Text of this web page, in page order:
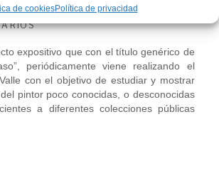
de cookiesPolítica de privacidad
expositivo que con el título genérico de
periódicamente viene realizando el
con el objetivo de estudiar y mostrar
pintor poco conocidas, o desconocidas
a diferentes colecciones públicas